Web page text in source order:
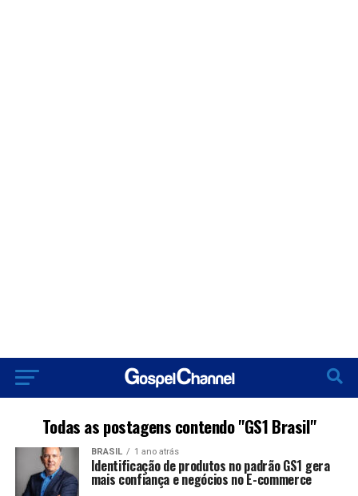
Todas as postagens contendo "GS1 Brasil"
BRASIL 1 ano atrás
Identificação de produtos no padrão GS1 gera
mais confiança e negócios no E-commerce